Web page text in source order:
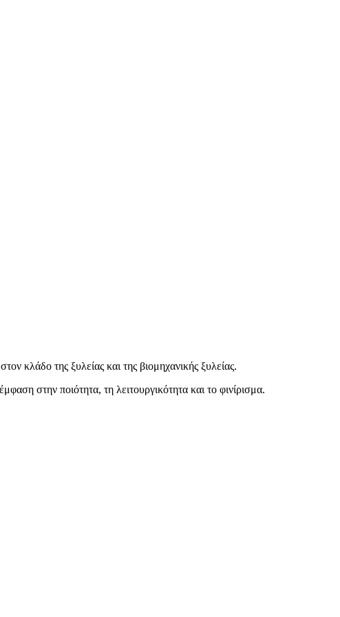
κλάδο της ξυλείας και της βιομηχανικής ξυλείας.
στην ποιότητα, τη λειτουργικότητα και το φινίρισμα.